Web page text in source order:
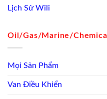
Lịch Sử Wili
Oil/Gas/Marine/Chemical
Mọi Sản Phẩm
Van Điều Khiển